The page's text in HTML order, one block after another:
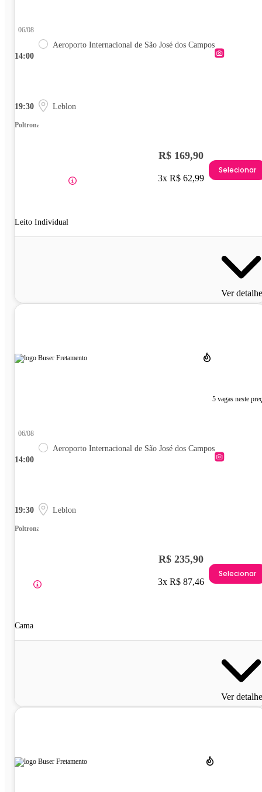
14:00
06/08
Aeroporto Internacional de São José dos Campos
19:30 Leblon
Poltrona
Leito Individual
R$ 169,90
3x R$ 62,99
Selecionar
Ver
5 vagas neste
14:00
06/08
Aeroporto Internacional de São José dos Campos
19:30 Leblon
Poltrona
Cama
R$ 235,90
3x R$ 87,46
Selecionar
Ver